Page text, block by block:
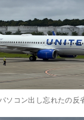
ソコン出し忘れたの